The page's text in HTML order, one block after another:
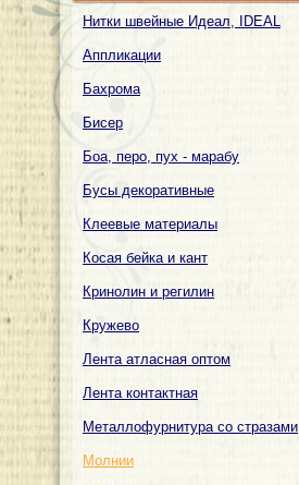
Нитки швейные Идеал, IDEAL
Аппликации
Бахрома
Бисер
Боа, перо, пух - марабу
Бусы декоративные
Клеевые материалы
Косая бейка и кант
Кринолин и регилин
Кружево
Лента атласная оптом
Лента контактная
Металлофурнитура со стразами
Молнии